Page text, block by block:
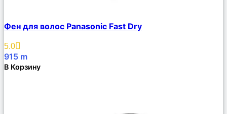
Описание
Избранное
Фен для волос Panasonic Fast Dry
5.0
915 m
В Корзину